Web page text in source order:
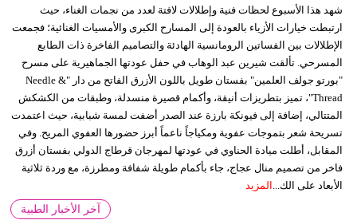
شهد هذا الأسبوع لحظات فنية وإطلالات لافتة لعدد من نجمات الغناء، حيث
ارتبطت خيارات الأزياء بالعودة إلى المسارح الكبرى والأمسيات الغنائية؛ فجمعت
الإطلالات بين الفساتين الرومانسية الهادئة والتصاميم الفاخرة ذات الطابع
المسرحي. تألقت شيرين عبد الوهاب في حفل عودتها الجماهيرية على مسرح
"بورتو جولف العلمين" بفستان طويل باللون الأزرق الفاتح من دار "Needle &
Thread"، تميز بتطريزات أنيقة، وأكمام قصيرة منسدلة، وطبقات من الكشكش
المتتالي، إضافة إلى فيونكة بارزة عند الصدر أضفت لمسة شبابية، حيث اعتمدت
تسريحة شعر بتموجات عفوية ومكياجاً ناعماً أبرز حضورها العفوي المريح. وفي
المقابل، أطلت ميادة الحناوي في عودتها لمهرجان قرطاج الدولي بفستان أزرق
فاخر من تصميم منال عجاج، جاء بأكمام طويلة شفافة ومطرزة، مع وردة ثلاثية
الأبعاد على الك...
المزيد
آخر الأخبار الطبية